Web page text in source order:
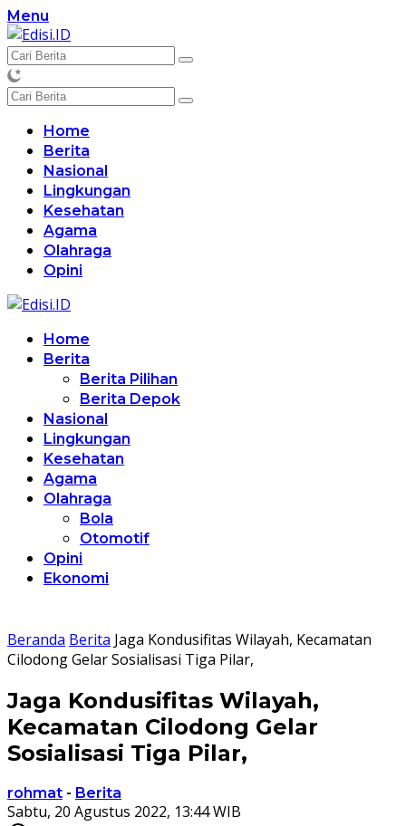
Langsung
ke
konten
Menu
Home
Berita
Nasional
Lingkungan
Kesehatan
Agama
Olahraga
Opini
Home
Berita
Berita Pilihan
Berita Depok
Nasional
Lingkungan
Kesehatan
Agama
Olahraga
Bola
Otomotif
Opini
Ekonomi
Beranda Berita Jaga Kondusifitas Wilayah, Kecamatan
Cilodong Gelar Sosialisasi Tiga Pilar,
Jaga Kondusifitas Wilayah,
Kecamatan Cilodong Gelar
Sosialisasi Tiga Pilar,
rohmat - Berita
Sabtu, 20 Agustus 2022, 13:44 WIB